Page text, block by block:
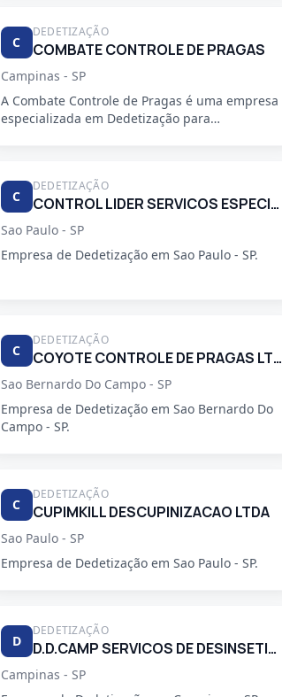
C
DEDETIZAÇÃO
COMBATE CONTROLE DE PRAGAS
Campinas - SP
A Combate Controle de Pragas é uma empresa
especializada em Dedetização para
C
DEDETIZAÇÃO
CONTROL LIDER SERVICOS ESPECIALIZADOS LTDA
Sao Paulo - SP
Empresa de Dedetização em Sao Paulo - SP.
C
DEDETIZAÇÃO
COYOTE CONTROLE DE PRAGAS LTDA
Sao Bernardo Do Campo - SP
Empresa de Dedetização em Sao Bernardo Do
Campo - SP.
C
DEDETIZAÇÃO
CUPIMKILL DESCUPINIZACAO LTDA
Sao Paulo - SP
Empresa de Dedetização em Sao Paulo - SP.
D
DEDETIZAÇÃO
D.D.CAMP SERVICOS DE DESINSETIZACAO LTDA.
Campinas - SP